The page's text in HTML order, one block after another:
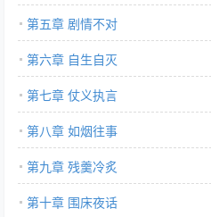
第五章 剧情不对
第六章 自生自灭
第七章 仗义执言
第八章 如烟往事
第九章 残羹冷炙
第十章 围床夜话